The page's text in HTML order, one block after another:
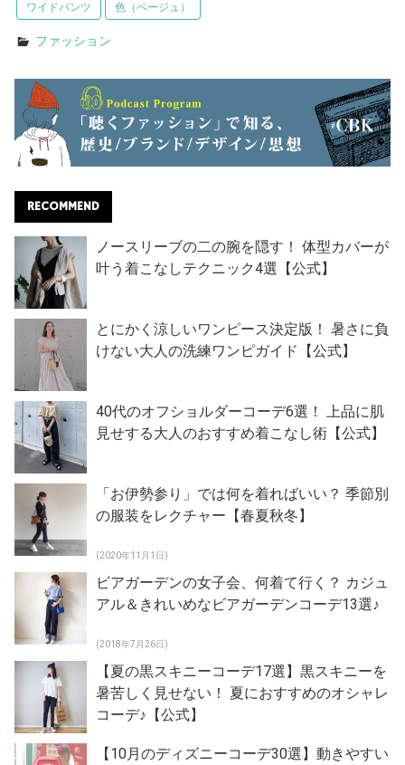
ワイドパンツ 色（ベージュ）
ファッション
RECOMMEND
ノースリーブの二の腕を隠す！ 体型カバーが
叶う着こなしテクニック4選【公式】
とにかく涼しいワンピース決定版！ 暑さに負
けない大人の洗練ワンピガイド【公式】
40代のオフショルダーコーデ6選！ 上品に肌
見せする大人のおすすめ着こなし術【公式】
「お伊勢参り」では何を着ればいい？ 季節別
の服装をレクチャー【春夏秋冬】
(2020年11月1日)
ビアガーデンの女子会、何着て行く？ カジュ
アル＆きれいめなビアガーデンコーデ13選♪
(2018年7月26日)
【夏の黒スキニーコーデ17選】黒スキニーを
暑苦しく見せない！ 夏におすすめのオシャレ
コーデ♪【公式】
【10月のディズニーコーデ30選】動きやすい